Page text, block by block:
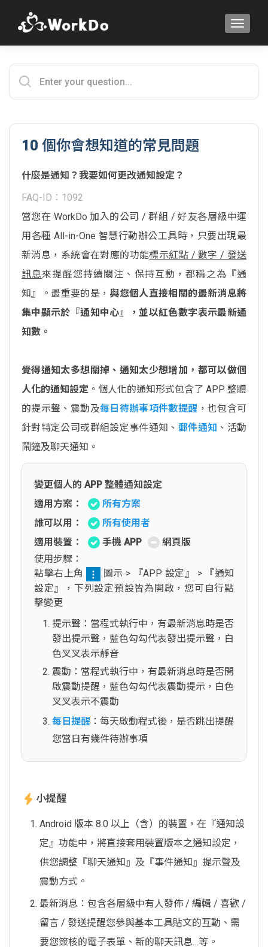
10 個你會想知道的常見問題
什麼是通知？我要如何更改通知設定？
FAQ-ID：1092
當您在 WorkDo 加入的公司 / 群組 / 好友各層級中運
用各種 All-in-One 智慧行動辦公工具時，只要出現最
新消息，系統會在對應的功能標示紅點 / 數字 / 發送
訊息來提醒您持續關注、保持互動，都稱之為『通
知』。最重要的是， 與您個人直接相關的最新消息將
集中顯示於『通知中心』，並以紅色數字表示最新通
知數。
覺得通知太多想關掉、通知太少想增加，都可以做個
人化的通知設定 。個人化的通知形式包含了 APP 整體
的提示聲、震動及每日待辦事項件數提醒 ，也包含可
針對特定公司或群組設定事件通知、 郵件通知 、活動
鬧鐘及聊天通知。
變更個人的 APP 整體通知設定
適用方案：
所有方案
誰可以用：
所有使用者
適用裝置：
手機 APP
網頁版
使用步驟：
點擊右上角
圖示 > 『APP 設定』 > 『通知
設定』，下列設定預設皆為開啟，您可自行點
擊變更
提示聲：當程式執行中，有最新消息時是否
發出提示聲，藍色勾勾代表發出提示聲，白
色叉叉表示靜音
震動：當程式執行中，有最新消息時是否開
啟震動提醒，藍色勾勾代表震動提示，白色
叉叉表示不震動
每日提醒 ：每天啟動程式後，是否跳出提醒
您當日有幾件待辦事項
小提醒
Android 版本 8.0 以上（含）的裝置，在『通知設
定』功能中，將直接套用裝置版本之通知設定，
供您調整『聊天通知』及『事件通知』提示聲及
震動方式。
最新消息：包含各層級中有人發佈 / 編輯 / 喜歡 /
留言 / 發送提醒您參與基本工具貼文的互動、需
要您簽核的電子表單、新的聊天訊息…等。